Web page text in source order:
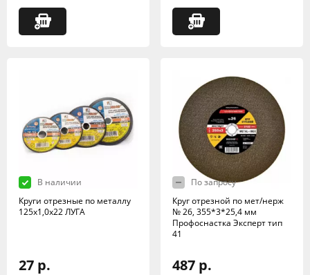
В наличии
Круги отрезные по металлу
125х1,0х22 ЛУГА
27 р.
По запросу
Круг отрезной по мет/нерж
№ 26, 355*3*25,4 мм
Профоснастка Эксперт тип
41
487 р.